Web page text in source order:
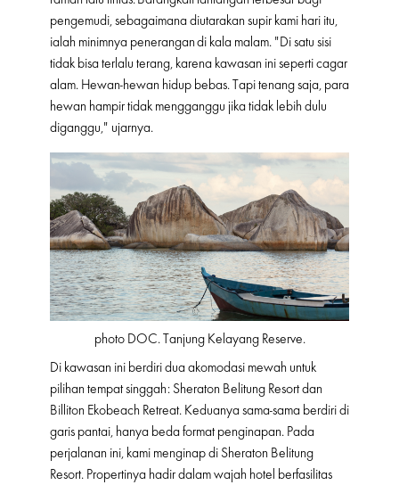
pengemudi, sebagaimana diutarakan supir kami hari itu,
ialah minimnya penerangan di kala malam. "Di satu sisi
tidak bisa terlalu terang, karena kawasan ini seperti cagar
alam. Hewan-hewan hidup bebas. Tapi tenang saja, para
hewan hampir tidak mengganggu jika tidak lebih dulu
diganggu," ujarnya.
photo DOC. Tanjung Kelayang Reserve.
Di kawasan ini berdiri dua akomodasi mewah untuk
pilihan tempat singgah: Sheraton Belitung Resort dan
Billiton Ekobeach Retreat. Keduanya sama-sama berdiri di
garis pantai, hanya beda format penginapan. Pada
perjalanan ini, kami menginap di Sheraton Belitung
Resort. Propertinya hadir dalam wajah hotel berfasilitas